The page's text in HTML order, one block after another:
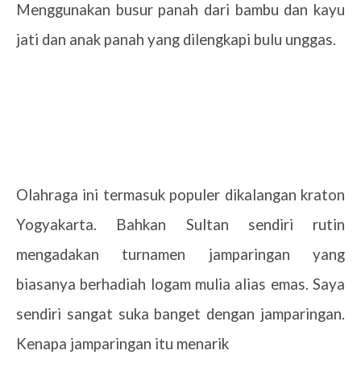
Menggunakan busur panah dari bambu dan kayu
jati dan anak panah yang dilengkapi bulu unggas.
Olahraga ini termasuk populer dikalangan kraton
Yogyakarta. Bahkan Sultan sendiri rutin
mengadakan turnamen jamparingan yang
biasanya berhadiah logam mulia alias emas. Saya
sendiri sangat suka banget dengan jamparingan.
Kenapa jamparingan itu menarik